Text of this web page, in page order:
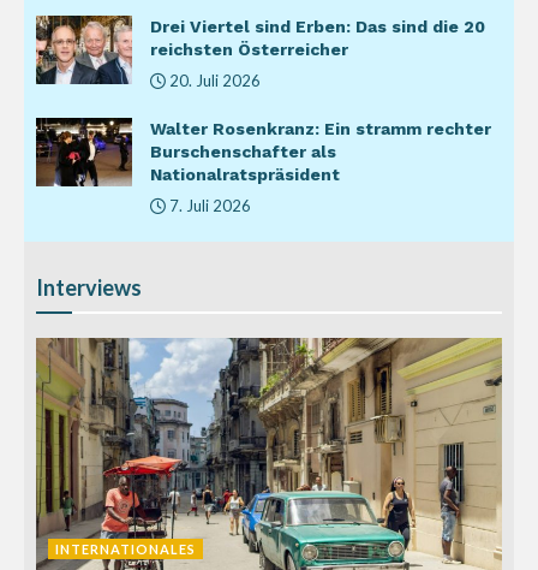
Drei Viertel sind Erben: Das sind die 20
reichsten Österreicher
20. Juli 2026
Walter Rosenkranz: Ein stramm rechter
Burschenschafter als
Nationalratspräsident
7. Juli 2026
Interviews
INTERNATIONALES